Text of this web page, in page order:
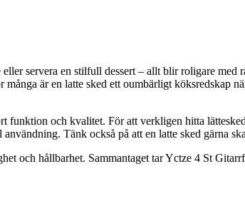
servera en stilfull dessert – allt blir roligare
är en latte sked ett oumbärligt köksredskap
funktion och kvalitet. För att verkligen hitta
Tänk också på att en latte sked gärna
och hållbarhet. Sammantaget tar Yctze 4 St